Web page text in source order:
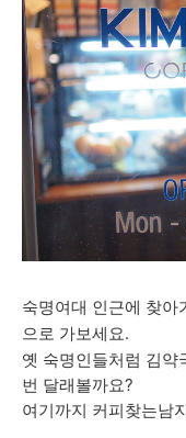
숙명여대 인근에 찾아
으로 가보세요.
옛 숙명인들처럼 김약
번 달래볼까요?
여기까지 커피찾는남